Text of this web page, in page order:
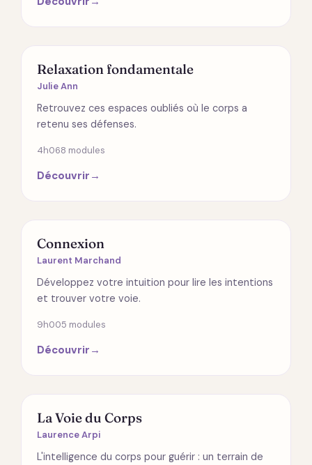
SPIRITUALITÉ
Relaxation fondamentale
Julie Ann
Retrouvez ces espaces oubliés où le corps a
retenu ses défenses.
4h068 modules
Découvrir →
RELATIONS
Connexion
Laurent Marchand
Développez votre intuition pour lire les intentions
et trouver votre voie.
9h005 modules
Découvrir →
ÉMOTIONS
La Voie du Corps
Laurence Arpi
L'intelligence du corps pour guérir : un terrain de